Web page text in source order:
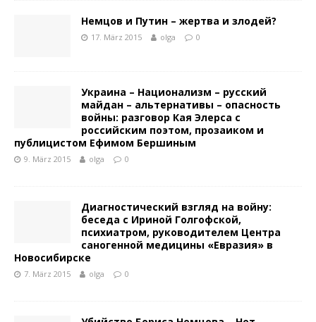
Немцов и Путин – жертва и злодей?
17. März 2015 olga 0
Украина – Национализм – русский
майдан – альтернативы – опасность
войны: разговор Кая Элерса с
российским поэтом, прозаиком и
публицистом Ефимом Бершиным
9. März 2015 olga 0
Диагностический взгляд на войну:
беседа с Ириной Голгофской,
психиатром, руководителем Центра
саногенной медицины «Евразия» в
Новосибирске
7. März 2015 olga 0